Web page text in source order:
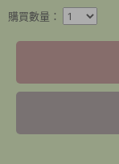
購買數量：